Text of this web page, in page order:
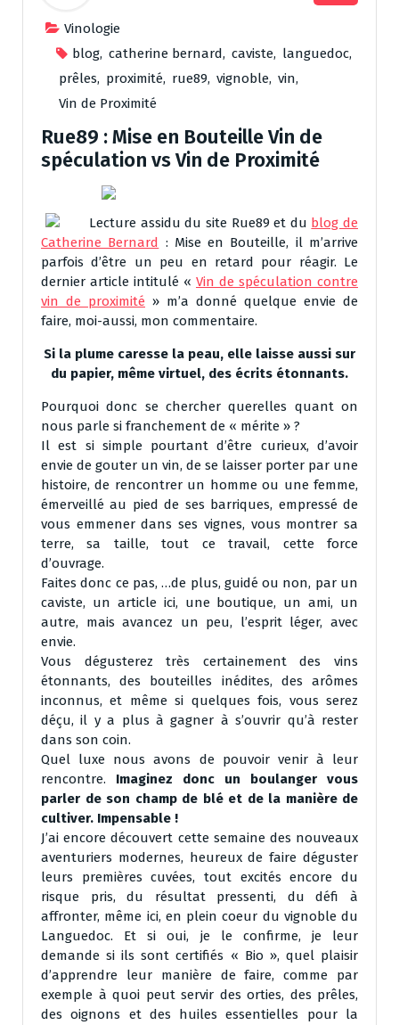
Vinologie
blog, catherine bernard, caviste, languedoc,
prêles, proximité, rue89, vignoble, vin,
Vin de Proximité
Rue89 : Mise en Bouteille Vin de
spéculation vs Vin de Proximité
Lecture assidu du site Rue89 et du blog de
Catherine Bernard : Mise en Bouteille, il m’arrive
parfois d’être un peu en retard pour réagir. Le
dernier article intitulé « Vin de spéculation contre
vin de proximité » m’a donné quelque envie de
faire, moi-aussi, mon commentaire.
Si la plume caresse la peau, elle laisse aussi sur
du papier, même virtuel, des écrits étonnants.
Pourquoi donc se chercher querelles quant on
nous parle si franchement de « mérite » ?
Il est si simple pourtant d’être curieux, d’avoir
envie de gouter un vin, de se laisser porter par une
histoire, de rencontrer un homme ou une femme,
émerveillé au pied de ses barriques, empressé de
vous emmener dans ses vignes, vous montrer sa
terre, sa taille, tout ce travail, cette force
d’ouvrage.
Faites donc ce pas, …de plus, guidé ou non, par un
caviste, un article ici, une boutique, un ami, un
autre, mais avancez un peu, l’esprit léger, avec
envie.
Vous dégusterez très certainement des vins
étonnants, des bouteilles inédites, des arômes
inconnus, et même si quelques fois, vous serez
déçu, il y a plus à gagner à s’ouvrir qu’à rester
dans son coin.
Quel luxe nous avons de pouvoir venir à leur
rencontre. Imaginez donc un boulanger vous
parler de son champ de blé et de la manière de
cultiver. Impensable !
J’ai encore découvert cette semaine des nouveaux
aventuriers modernes, heureux de faire déguster
leurs premières cuvées, tout excités encore du
risque pris, du résultat pressenti, du défi à
affronter, même ici, en plein coeur du vignoble du
Languedoc. Et si oui, je le confirme, je leur
demande si ils sont certifiés « Bio », quel plaisir
d’apprendre leur manière de faire, comme par
exemple à quoi peut servir des orties, des prêles,
des oignons et des huiles essentielles pour la